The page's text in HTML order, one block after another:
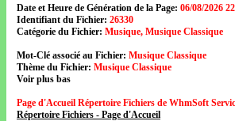
Date et Heure de Génération de la Page: 06/08/2026
Identifiant du Fichier: 26330
Catégorie du Fichier: Musique, Musique Classique
Mot-Clé associé au Fichier: Musique Classique
Thème du Fichier: Musique Classique
Voir plus bas
Page d'Accueil Répertoire Fichiers de WhmSoft
Répertoire Fichiers - Page d'Accueil